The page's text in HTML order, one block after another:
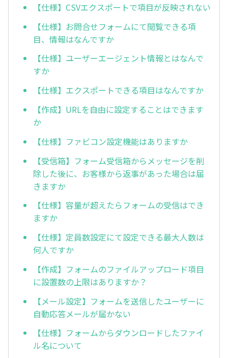
【仕様】CSVエクスポートで項目が反映されない
【仕様】お問合せフォームにて閲覧できる項
目、情報はなんですか
【仕様】ユーザーエージェント情報とはなんで
すか
【仕様】エクスポートできる項目はなんですか
【作成】URLを自由に設定することはできます
か
【仕様】ファビコン設定機能はありますか
【受信箱】フォーム受信箱からメッセージを削
除した後に、お客様から返事があった場合は届
きますか
【仕様】容量が超えたらフォームの受信はでき
ますか
【仕様】定員数設定にて設定できる最大人数は
何人ですか
【作成】フォームのファイルアップロード項目
に設置数の上限はありますか？
【メール設定】フォームを送信したユーザーに
自動応答メールが届かない
【仕様】フォームからダウンロードしたファイ
ル名について